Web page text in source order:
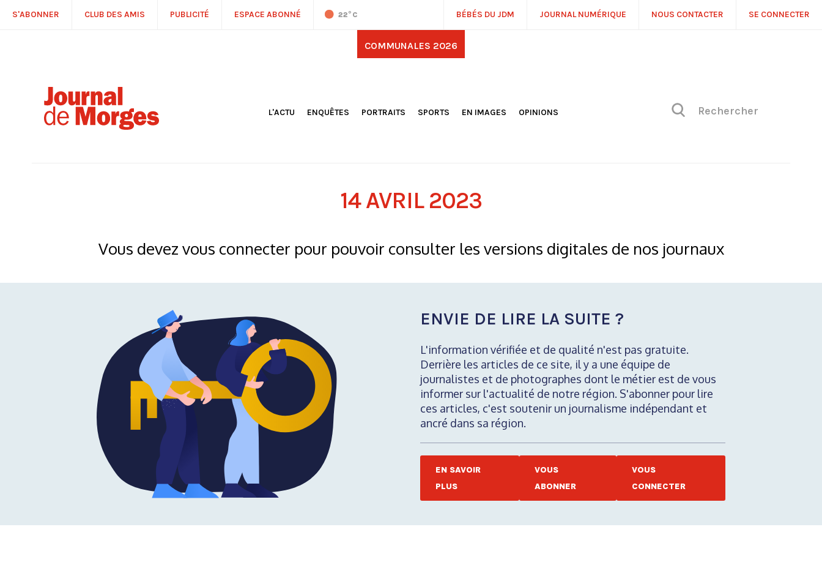
S'ABONNER CLUB DES AMIS PUBLICITÉ ESPACE ABONNÉ 22°C BÉBÉS DU JDM JOURNAL NUMÉRIQUE NOUS CONTACTER SE CONNECTER
COMMUNALES 2026
L'ACTU
ENQUÊTES PORTRAITS
SPORTS
EN IMAGES
OPINIONS
14 AVRIL 2023
Vous devez vous connecter pour pouvoir consulter les versions digitales de nos journaux
ENVIE DE LIRE LA SUITE ?
L'information vérifiée et de qualité n'est pas gratuite.
Derrière les articles de ce site, il y a une équipe de
journalistes et de photographes dont le métier est de vous
informer sur l'actualité de notre région. S'abonner pour lire
ces articles, c'est soutenir un journalisme indépendant et
ancré dans sa région.
EN SAVOIR
PLUS
VOUS
ABONNER
VOUS
CONNECTER